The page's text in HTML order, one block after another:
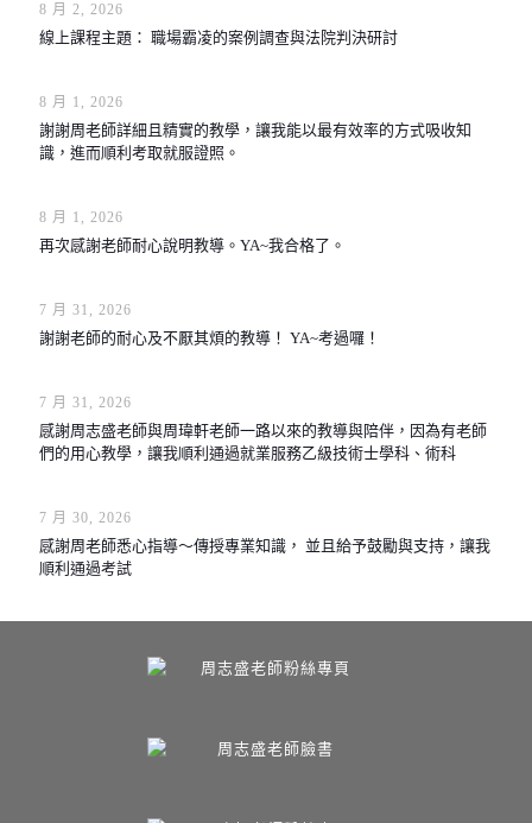
8 月 2, 2026
線上課程主題： 職場霸凌的案例調查與法院判決研討
8 月 1, 2026
謝謝周老師詳細且精實的教學，讓我能以最有效率的方式吸收知
識，進而順利考取就服證照。
8 月 1, 2026
再次感謝老師耐心說明教導。YA~我合格了。
7 月 31, 2026
謝謝老師的耐心及不厭其煩的教導！ YA~考過囉！
7 月 31, 2026
感謝周志盛老師與周瑋軒老師一路以來的教導與陪伴，因為有老師
們的用心教學，讓我順利通過就業服務乙級技術士學科、術科
7 月 30, 2026
感謝周老師悉心指導～傳授專業知識， 並且給予鼓勵與支持，讓我
順利通過考試